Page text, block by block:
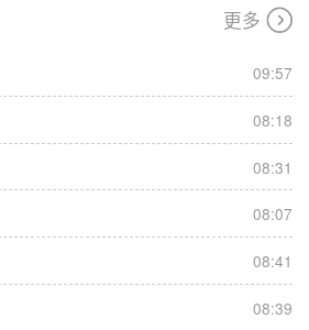
更多
09:57
08:18
08:31
08:07
08:41
08:39